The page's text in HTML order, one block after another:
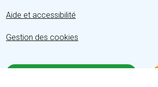
Aide et accessibilité
Gestion des cookies